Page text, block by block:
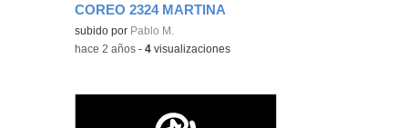
COREO 2324 MARTINA
Contenido educativo.
subido por Pablo M.
-hace 2 años -4 visualizaciones